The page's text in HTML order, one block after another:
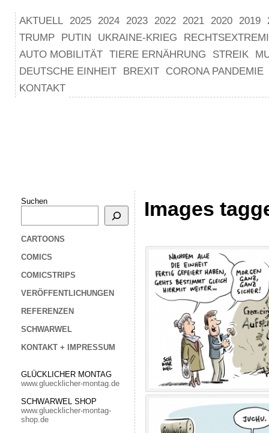
AKTUELL 2025 2024 2023 2022 2021 2020 2019
TRUMP
PUTIN UKRAINE-KRIEG
AUTO MOBILITÄT TIERE ERNÄHRUNG STREIK
DEUTSCHE EINHEIT
BREXIT
CORONA PANDEMIE
KONTAKT
Suchen
CARTOONS
COMICS
COMICSTRIPS
VERÖFFENTLICHUNGEN
REFERENZEN
SCHWARWEL
KONTAKT + IMPRESSUM
GLÜCKLICHER MONTAG
www.gluecklicher-montag.de
SCHWARWEL SHOP
www.gluecklicher-montag-
shop.de
Images